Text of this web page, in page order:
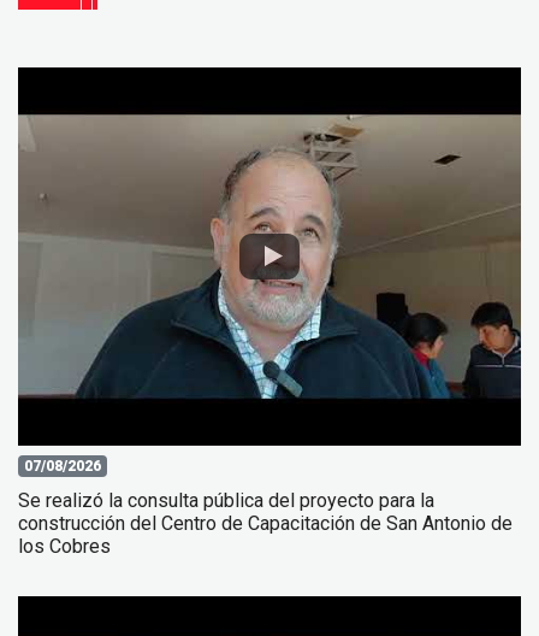
07/08/2026
Se realizó la consulta pública del proyecto para la
construcción del Centro de Capacitación de San Antonio de
los Cobres